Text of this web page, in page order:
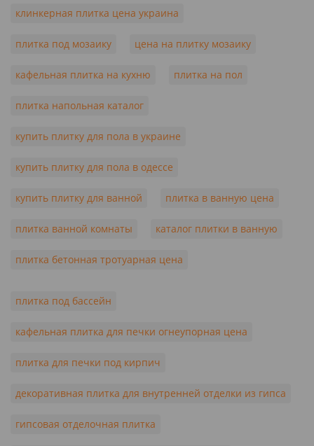
клинкерная плитка цена украина
плитка под мозаику цена на плитку мозаику
кафельная плитка на кухню плитка на пол
плитка напольная каталог
купить плитку для пола в украине
купить плитку для пола в одессе
купить плитку для ванной плитка в ванную цена
плитка ванной комнаты каталог плитки в ванную
плитка бетонная тротуарная цена
плитка под бассейн
кафельная плитка для печки огнеупорная цена
плитка для печки под кирпич
декоративная плитка для внутренней отделки из гипса
гипсовая отделочная плитка